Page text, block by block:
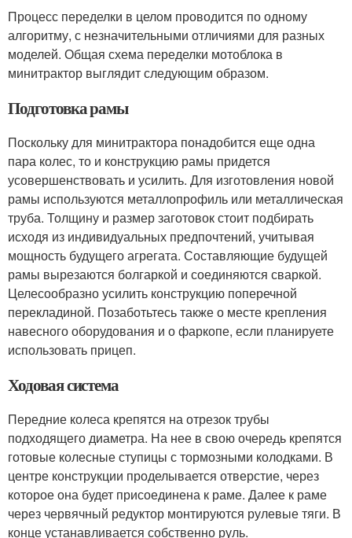
Процесс переделки в целом проводится по одному
алгоритму, с незначительными отличиями для разных
моделей. Общая схема переделки мотоблока в
минитрактор выглядит следующим образом.
Подготовка рамы
Поскольку для минитрактора понадобится еще одна
пара колес, то и конструкцию рамы придется
усовершенствовать и усилить. Для изготовления новой
рамы используются металлопрофиль или металлическая
труба. Толщину и размер заготовок стоит подбирать
исходя из индивидуальных предпочтений, учитывая
мощность будущего агрегата. Составляющие будущей
рамы вырезаются болгаркой и соединяются сваркой.
Целесообразно усилить конструкцию поперечной
перекладиной. Позаботьтесь также о месте крепления
навесного оборудования и о фаркопе, если планируете
использовать прицеп.
Ходовая система
Передние колеса крепятся на отрезок трубы
подходящего диаметра. На нее в свою очередь крепятся
готовые колесные ступицы с тормозными колодками. В
центре конструкции проделывается отверстие, через
которое она будет присоединена к раме. Далее к раме
через червячный редуктор монтируются рулевые тяги. В
конце устанавливается собственно руль.